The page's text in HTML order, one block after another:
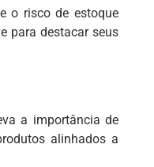
o risco de estoque
para destacar seus
a importância de
alinhados a